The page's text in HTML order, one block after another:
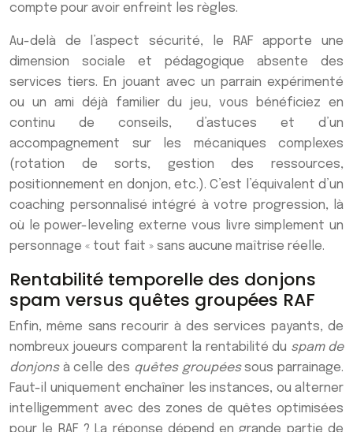
compte pour avoir enfreint les règles.
Au-delà de l’aspect sécurité, le RAF apporte une
dimension sociale et pédagogique absente des
services tiers. En jouant avec un parrain expérimenté
ou un ami déjà familier du jeu, vous bénéficiez en
continu de conseils, d’astuces et d’un
accompagnement sur les mécaniques complexes
(rotation de sorts, gestion des ressources,
positionnement en donjon, etc.). C’est l’équivalent d’un
coaching personnalisé intégré à votre progression, là
où le power-leveling externe vous livre simplement un
personnage « tout fait » sans aucune maîtrise réelle.
Rentabilité temporelle des donjons
spam versus quêtes groupées RAF
Enfin, même sans recourir à des services payants, de
nombreux joueurs comparent la rentabilité du spam de
donjonsà celle des quêtes groupéessous parrainage.
Faut-il uniquement enchaîner les instances, ou alterner
intelligemment avec des zones de quêtes optimisées
pour le RAF ? La réponse dépend en grande partie de